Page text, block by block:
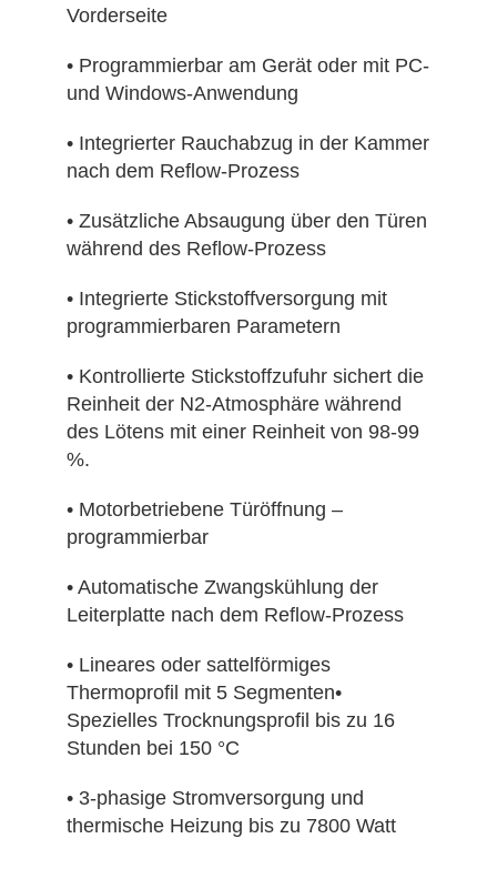
Vorderseite
• Programmierbar am Gerät oder mit PC-
und Windows-Anwendung
• Integrierter Rauchabzug in der Kammer
nach dem Reflow-Prozess
• Zusätzliche Absaugung über den Türen
während des Reflow-Prozess
• Integrierte Stickstoffversorgung mit
programmierbaren Parametern
• Kontrollierte Stickstoffzufuhr sichert die
Reinheit der N2-Atmosphäre während
des Lötens mit einer Reinheit von 98-99
%.
• Motorbetriebene Türöffnung –
programmierbar
• Automatische Zwangskühlung der
Leiterplatte nach dem Reflow-Prozess
• Lineares oder sattelförmiges
Thermoprofil mit 5 Segmenten•
Spezielles Trocknungsprofil bis zu 16
Stunden bei 150 °C
• 3-phasige Stromversorgung und
thermische Heizung bis zu 7800 Watt